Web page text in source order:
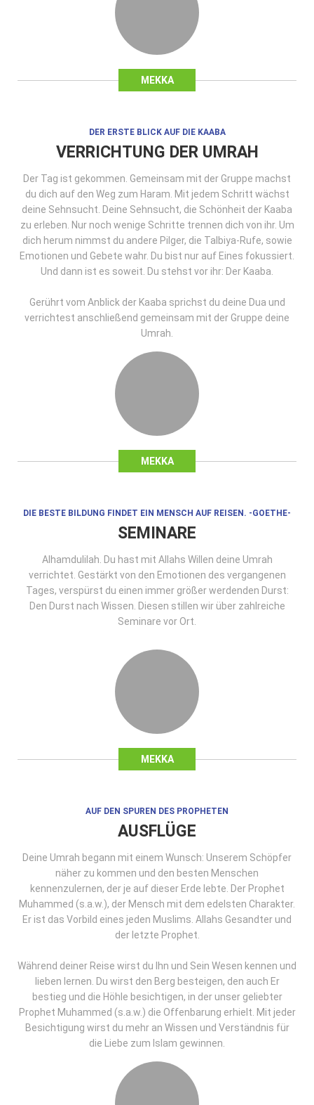
MEKKA
MEKKA
DER ERSTE BLICK AUF DIE KAABA
VERRICHTUNG DER UMRAH
Der Tag ist gekommen. Gemeinsam mit der Gruppe machst
du dich auf den Weg zum Haram. Mit jedem Schritt wächst
deine Sehnsucht. Deine Sehnsucht, die Schönheit der Kaaba
zu erleben. Nur noch wenige Schritte trennen dich von ihr. Um
dich herum nimmst du andere Pilger, die Talbiya-Rufe, sowie
Emotionen und Gebete wahr. Du bist nur auf Eines fokussiert.
Und dann ist es soweit. Du stehst vor ihr: Der Kaaba.
Gerührt vom Anblick der Kaaba sprichst du deine Dua und
verrichtest anschließend gemeinsam mit der Gruppe deine
Umrah.
MEKKA
DIE BESTE BILDUNG FINDET EIN MENSCH AUF REISEN. -GOETHE-
SEMINARE
Alhamdulilah. Du hast mit Allahs Willen deine Umrah
verrichtet. Gestärkt von den Emotionen des vergangenen
Tages, verspürst du einen immer größer werdenden Durst:
Den Durst nach Wissen. Diesen stillen wir über zahlreiche
Seminare vor Ort.
AUF DEN SPUREN DES PROPHETEN
AUSFLÜGE
Deine Umrah begann mit einem Wunsch: Unserem Schöpfer
näher zu kommen und den besten Menschen
kennenzulernen, der je auf dieser Erde lebte. Der Prophet
Muhammed (s.a.w.), der Mensch mit dem edelsten Charakter.
Er ist das Vorbild eines jeden Muslims. Allahs Gesandter und
der letzte Prophet.
Während deiner Reise wirst du Ihn und Sein Wesen kennen und
lieben lernen. Du wirst den Berg besteigen, den auch Er
bestieg und die Höhle besichtigen, in der unser geliebter
Prophet Muhammed (s.a.w.) die Offenbarung erhielt. Mit jeder
Besichtigung wirst du mehr an Wissen und Verständnis für
die Liebe zum Islam gewinnen.